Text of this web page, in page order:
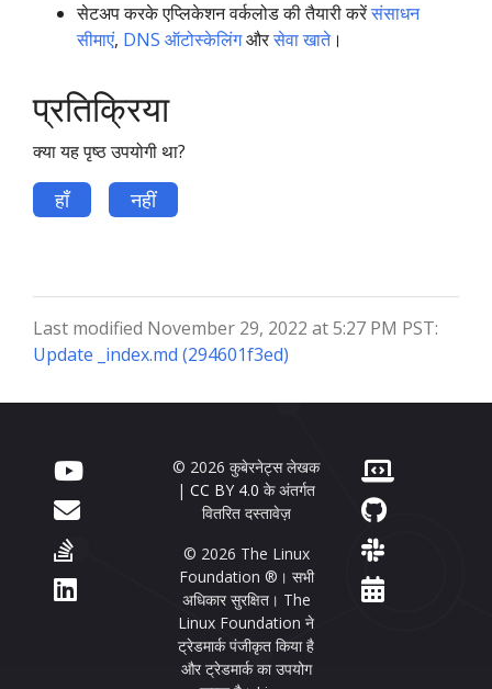
सेटअप करके एप्लिकेशन वर्कलोड की तैयारी करेंसंसाधन
सीमाएं, DNS ऑटोस्केलिंगऔरसेवा खाते।
प्रतिक्रिया
क्या यह पृष्ठ उपयोगी था?
हाँ नहीं
Last modified November 29, 2022 at 5:27 PM PST:
Update _index.md (294601f3ed)
© 2026 कुबेरनेट्स लेखक
| CC BY 4.0 के अंतर्गत
वितरित दस्तावेज़
© 2026 The Linux
Foundation ®। सभी
अधिकार सुरक्षित। The
Linux Foundation ने
ट्रेडमार्क पंजीकृत किया है
और ट्रेडमार्क का उपयोग